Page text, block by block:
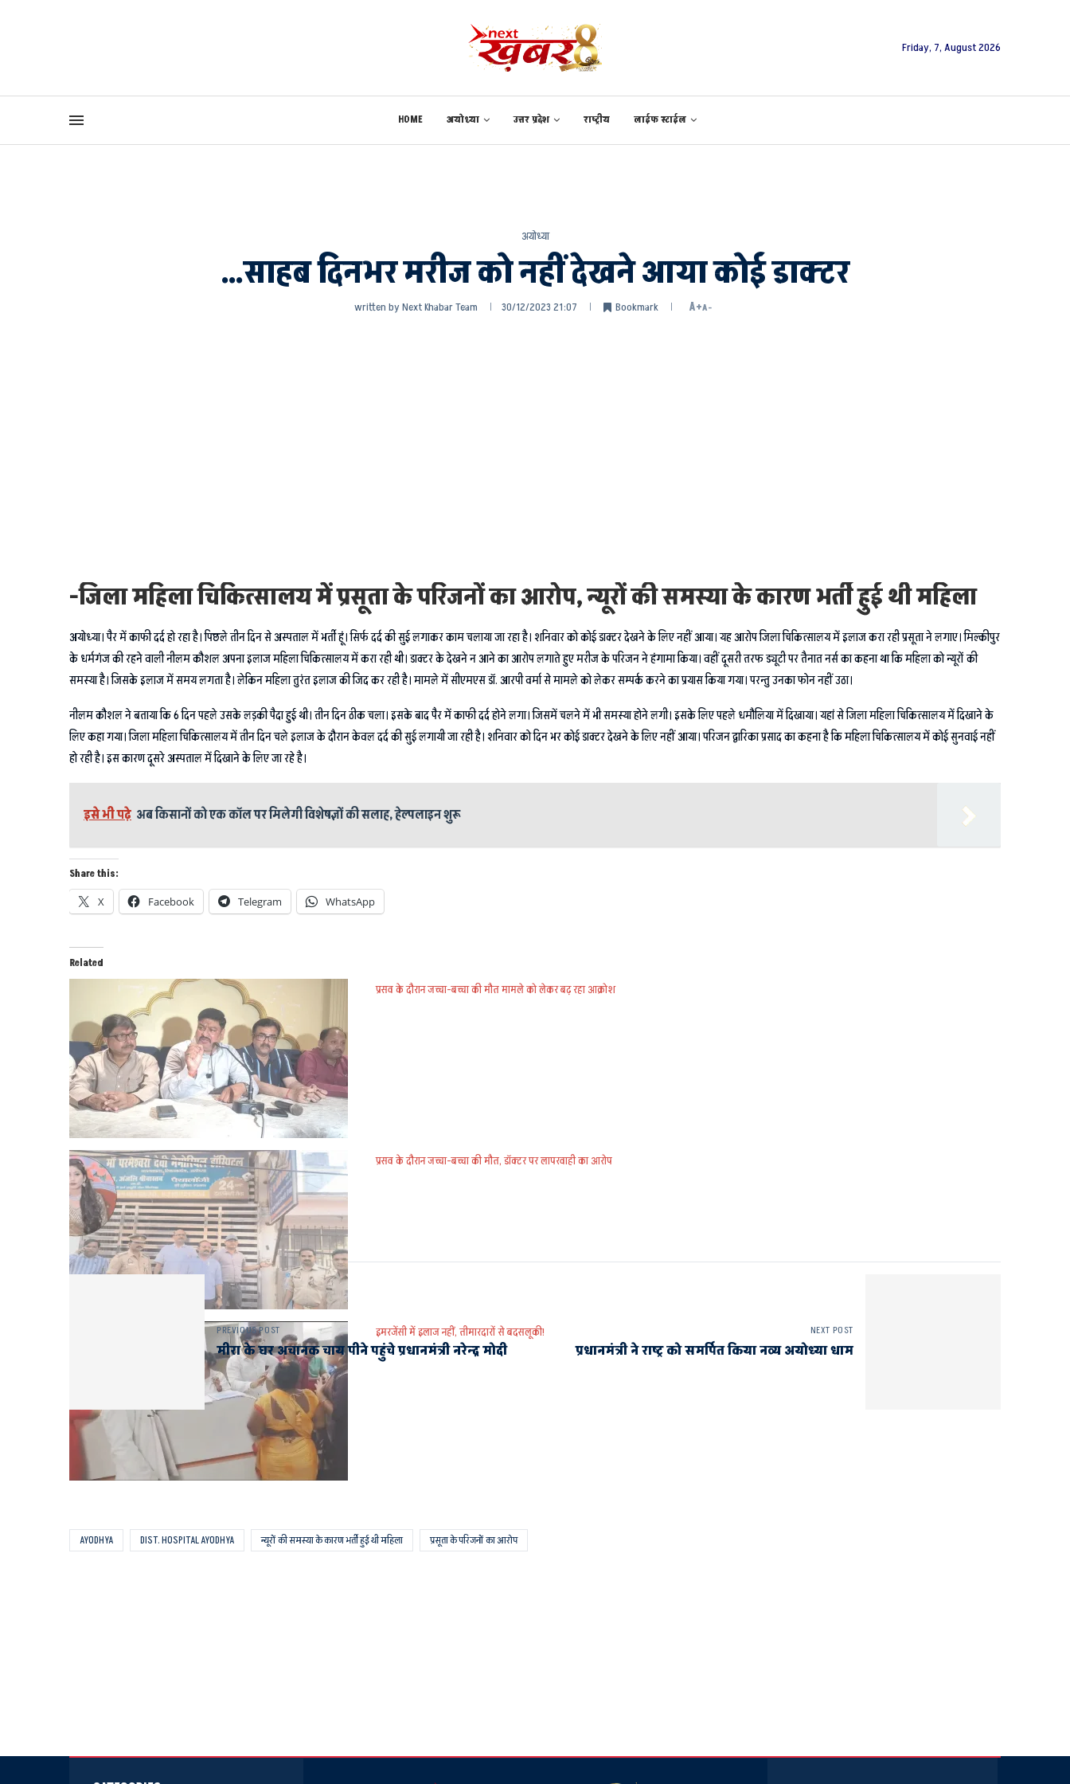
Friday, 7, August 2026
HOME अयोध्या उत्तर प्रदेश राष्ट्रीय लाईफ स्टाईल
अयोध्या
…साहब दिनभर मरीज को नहीं देखने आया कोई डाक्टर
written byNext Khabar Team 30/12/2023 21:07 Bookmark A+A-
-जिला महिला चिकित्सालय में प्रसूता के परिजनों का आरोप, न्यूरों की समस्या के कारण भर्ती हुई थी महिला
अयोध्या। पैर में काफी दर्द हो रहा है। पिछले तीन दिन से अस्पताल में भर्ती हूं। सिर्फ दर्द की सुई लगाकर काम चलाया जा रहा है। शनिवार को कोई डाक्टर देखने के लिए नहीं आया। यह आरोप जिला चिकित्सालय में इलाज करा रही प्रसूता ने लगाए। मिल्कीपुर
के धर्मगंज की रहने वाली नीलम कौशल अपना इलाज महिला चिकित्सालय में करा रही थी। डाक्टर के देखने न आने का आरोप लगाते हुए मरीज के परिजन ने हंगामा किया। वहीं दूसरी तरफ ड्यूटी पर तैनात नर्स का कहना था कि महिला को न्यूरों की
समस्या है। जिसके इलाज में समय लगता है। लेकिन महिला तुरंत इलाज की जिद कर रही है। मामले में सीएमएस डॉ. आरपी वर्मा से मामले को लेकर सम्पर्क करने का प्रयास किया गया। परन्तु उनका फोन नहीं उठा।
नीलम कौशल ने बताया कि 6 दिन पहले उसके लड़की पैदा हुई थी। तीन दिन ठीक चला। इसके बाद पैर में काफी दर्द होने लगा। जिसमें चलने में भी समस्या होने लगी। इसके लिए पहले धमौलिया में दिखाया। यहां से जिला महिला चिकित्सालय में दिखाने के
लिए कहा गया। जिला महिला चिकित्सालय में तीन दिन चले इलाज के दौरान केवल दर्द की सुई लगायी जा रही है। शनिवार को दिन भर कोई डाक्टर देखने के लिए नहीं आया। परिजन द्वारिका प्रसाद का कहना है कि महिला चिकित्सालय में कोई सुनवाई नहीं
हो रही है। इस कारण दूसरे अस्पताल में दिखाने के लिए जा रहे है।
इसे भी पढ़े अब किसानों को एक कॉल पर मिलेगी विशेषज्ञों की सलाह, हेल्पलाइन शुरू
Share this:
X Facebook Telegram WhatsApp
Related
प्रसव के दौरान जच्चा-बच्चा की मौत मामले को लेकर बढ़ रहा आक्रोश
प्रसव के दौरान जच्चा-बच्चा की मौत, डॉक्टर पर लापरवाही का आरोप
इमरजेंसी में इलाज नहीं, तीमारदारों से बदसलूकी!
AYODHYA DIST. HOSPITAL AYODHYA न्यूरों की समस्या के कारण भर्ती हुई थी महिला प्रसूता के परिजनों का आरोप
PREVIOUS POST
मीरा के घर अचानक चाय पीने पहुंचे प्रधानमंत्री नरेन्द्र मोदी
NEXT POST
प्रधानमंत्री ने राष्ट्र को समर्पित किया नव्य अयोध्या धाम